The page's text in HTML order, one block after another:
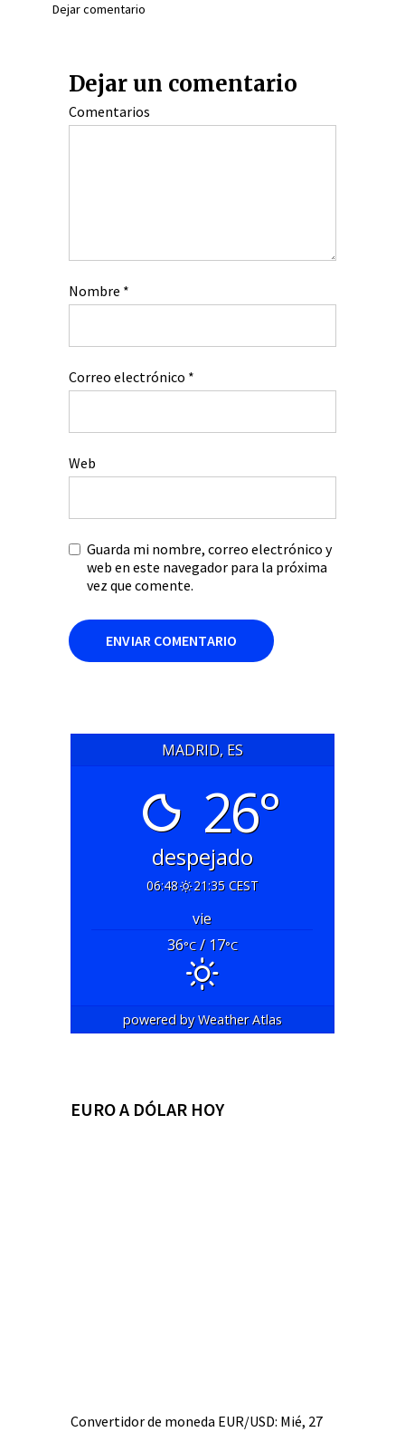
Dejar comentario
Dejar un comentario
Comentarios
Nombre *
Correo electrónico *
Web
Guarda mi nombre, correo electrónico y
web en este navegador para la próxima
vez que comente.
MADRID, ES
26°
despejado
06:48 21:35 CEST
vie
36°C/ 17°C
powered byWeather Atlas
EURO A DÓLAR HOY
Convertidor de moneda EUR/USD: Mié, 27